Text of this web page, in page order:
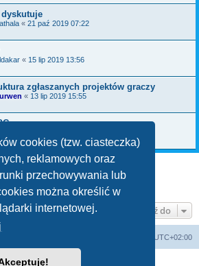
cookies (tzw. ciasteczka)
reklamowych oraz
przechowywania lub
można określić w
internetowej.
« 21 paź 2019 07:22
« 15 lip 2019 13:56
zgłaszanych projektów graczy
« 13 lip 2019 15:55
70 wyników 2
Przejdź do
UTC+02:00
phpBB® Forum Software © phpBB Limited